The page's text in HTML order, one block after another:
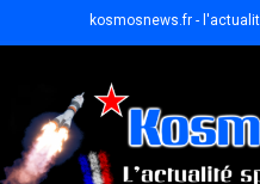
kosmosnews.fr -